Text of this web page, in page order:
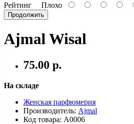
Рейтинг Плохо
Продолжить
Ajmal Wisal
75.00 р.
На складе
Женская парфюмерия
Производитель: Ajmal
Код товара: A0006